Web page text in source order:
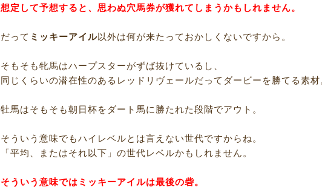
想定して予想すると、思わぬ穴馬券が獲れてしまうかもしれません。
だって ミッキーアイル以外は何が来たっておかしくないですから。
そもそも牝馬はハープスターがずば抜けているし、
同じくらいの潜在性のあるレッドリヴェールだってダービーを勝てる素材
牡馬はそもそも朝日杯をダート馬に勝たれた段階でアウト。
そういう意味でもハイレベルとは言えない世代ですからね。
「平均、またはそれ以下」の世代レベルかもしれません。
そういう意味ではミッキーアイルは最後の砦。